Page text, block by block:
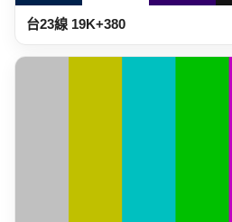
台23線 19K+380